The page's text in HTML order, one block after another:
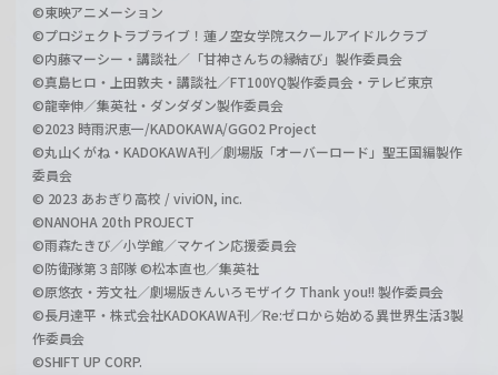
©東映アニメーション
©プロジェクトラブライブ！蓮ノ空女学院スクールアイドルクラブ
©内藤マーシー・講談社／「甘神さんちの縁結び」製作委員会
©真島ヒロ・上田敦夫・講談社／FT100YQ製作委員会・テレビ東京
©龍幸伸／集英社・ダンダダン製作委員会
©2023 時雨沢恵一/KADOKAWA/GGO2 Project
©丸山くがね・KADOKAWA刊／劇場版「オーバーロード」聖王国編製作
委員会
© 2023 あおぎり高校 / viviON, inc.
©NANOHA 20th PROJECT
©雨森たきび／小学館／マケイン応援委員会
©防衛隊第３部隊 ©松本直也／集英社
©原悠衣・芳文社／劇場版きんいろモザイク Thank you!! 製作委員会
©長月達平・株式会社KADOKAWA刊／Re:ゼロから始める異世界生活3製
作委員会
©SHIFT UP CORP.